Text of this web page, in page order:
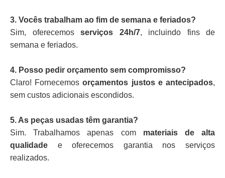
3. Vocês trabalham ao fim de semana e feriados?
Sim, oferecemos serviços 24h/7, incluindo fins de
semana e feriados.
4. Posso pedir orçamento sem compromisso?
Claro! Fornecemosorçamentos justos e antecipados,
sem custos adicionais escondidos.
5. As peças usadas têm garantia?
Sim. Trabalhamos apenas com materiais de alta
qualidade e oferecemos garantia nos serviços
realizados.